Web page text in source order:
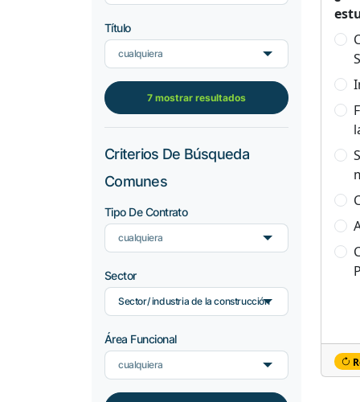
Título
cualquiera
7 mostrar resultados
Criterios De Búsqueda
Comunes
Tipo De Contrato
cualquiera
Sector
Sector/ industria de la construcción
Área Funcional
cualquiera